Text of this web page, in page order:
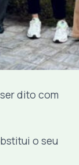
dito com
o seu